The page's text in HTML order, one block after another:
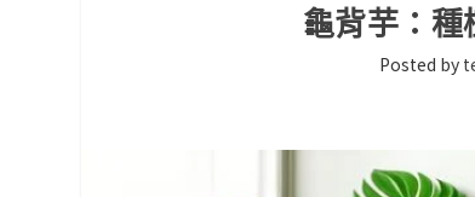
龜背芋：
Posted by